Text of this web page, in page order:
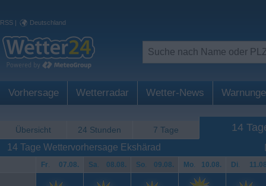
RSS | Deutschland
Vorhersage Wetterradar Wetter-News
Übersicht 24 Stunden 7 Tage 14
14 Tage Wettervorhersage Ekshärad
Fr. 07.08. Sa. 08.08. So. 09.08. Mo. 10.08. Di.